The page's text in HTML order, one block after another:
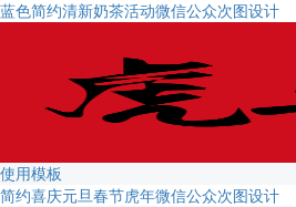
蓝色简约清新奶茶活动微信公众次图设计
使用模板
简约喜庆元旦春节虎年微信公众次图设计